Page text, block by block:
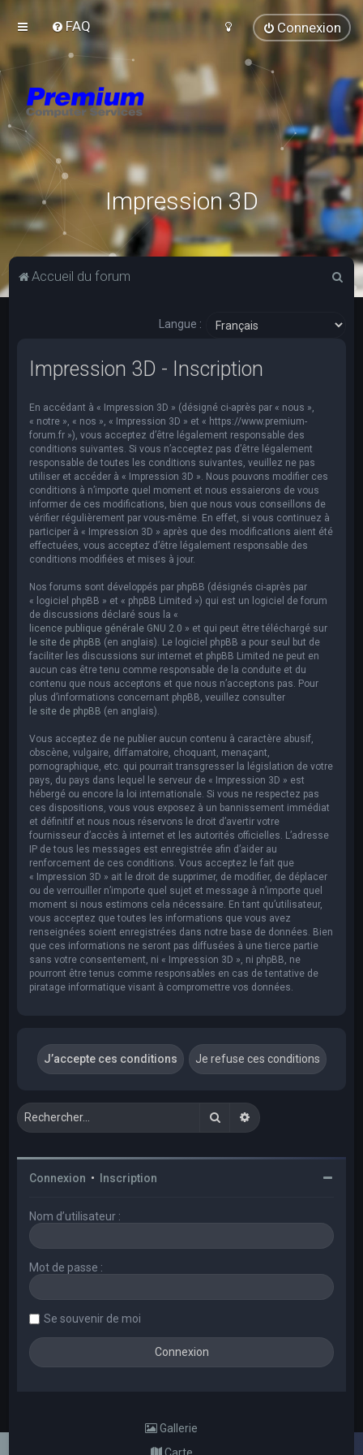
FAQ Connexion
Impression 3D
Accueil du forum
Langue :
Impression 3D - Inscription
En accédant à « Impression 3D » (désigné ci-après par « nous »,
« notre », « nos », « Impression 3D » et « https://www.premium-
forum.fr »), vous acceptez d’être légalement responsable des
conditions suivantes. Si vous n’acceptez pas d’être légalement
responsable de toutes les conditions suivantes, veuillez ne pas
utiliser et accéder à « Impression 3D ». Nous pouvons modifier ces
conditions à n’importe quel moment et nous essaierons de vous
informer de ces modifications, bien que nous vous conseillons de
vérifier régulièrement par vous-même. En effet, si vous continuez à
participer à « Impression 3D » après que des modifications aient été
effectuées, vous acceptez d’être légalement responsable des
conditions modifiées et mises à jour.
Nos forums sont développés par phpBB (désignés ci-après par
« logiciel phpBB » et « phpBB Limited ») qui est un logiciel de forum
de discussions déclaré sous la «
licence publique générale GNU 2.0 » et qui peut être téléchargé sur
le site de phpBB (en anglais). Le logiciel phpBB a pour seul but de
faciliter les discussions sur internet et phpBB Limited ne peut en
aucun cas être tenu comme responsable de la conduite et du
contenu que nous acceptons et que nous n’acceptons pas. Pour
plus d’informations concernant phpBB, veuillez consulter
le site de phpBB (en anglais).
Vous acceptez de ne publier aucun contenu à caractère abusif,
obscène, vulgaire, diffamatoire, choquant, menaçant,
pornographique, etc. qui pourrait transgresser la législation de votre
pays, du pays dans lequel le serveur de « Impression 3D » est
hébergé ou encore la loi internationale. Si vous ne respectez pas
ces dispositions, vous vous exposez à un bannissement immédiat
et définitif et nous nous réservons le droit d’avertir votre
fournisseur d’accès à internet et les autorités officielles. L’adresse
IP de tous les messages est enregistrée afin d’aider au
renforcement de ces conditions. Vous acceptez le fait que
« Impression 3D » ait le droit de supprimer, de modifier, de déplacer
ou de verrouiller n’importe quel sujet et message à n’importe quel
moment si nous estimons cela nécessaire. En tant qu’utilisateur,
vous acceptez que toutes les informations que vous avez
renseignées soient enregistrées dans notre base de données. Bien
que ces informations ne seront pas diffusées à une tierce partie
sans votre consentement, ni « Impression 3D », ni phpBB, ne
pourront être tenus comme responsables en cas de tentative de
piratage informatique visant à compromettre vos données.
RechercherRecherche avancée
Connexion • Inscription
Nom d’utilisateur :
Mot de passe :
Se souvenir de moi
Gallerie
Carte